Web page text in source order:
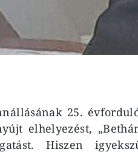
25.
elhelyezést,
Hiszen